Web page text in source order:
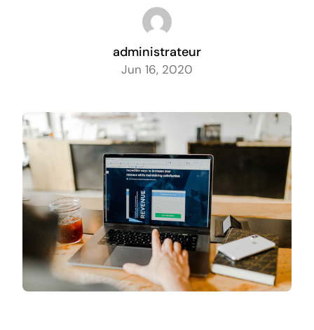
administrateur
Jun 16, 2020